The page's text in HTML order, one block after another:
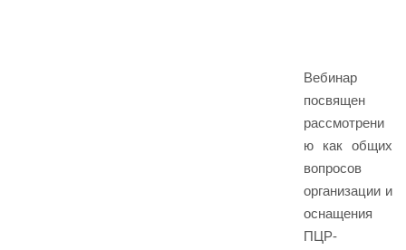
Вебинар
посвящен
рассмотрени
ю как общих
вопросов
организации и
оснащения
ПЦР-